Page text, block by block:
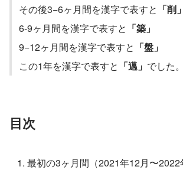
その後3−6ヶ月間を漢字で表すと 「削」
6-9ヶ月間を漢字で表すと 「築」
9−12ヶ月間を漢字で表すと 「盤」
この1年を漢字で表すと 「邁」 でした。
目次
最初の3ヶ月間（2021年12月〜2022